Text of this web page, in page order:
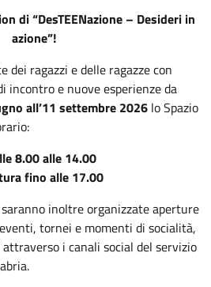
di “DesTEENazione – Desideri in
azione”!
dei ragazzi e delle ragazze con
e nuove esperienze da
all’11 settembre 2026 lo Spazio
8.00 alle 14.00
fino alle 17.00
inoltre organizzate aperture
tornei e momenti di socialità,
i canali social del servizio